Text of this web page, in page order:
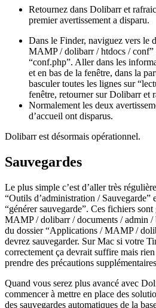
Retournez dans Dolibarr et
premier avertissement a disparu.
Dans le Finder, naviguez vers le
MAMP / dolibarr / htdocs / conf”
“conf.php”. Aller dans les
et en bas de la fenêtre, dans la
basculer toutes les lignes sur
fenêtre, retourner sur Dolibarr et
Normalement les deux
d’accueil ont disparus.
Dolibarr est désormais opérationnel.
Sauvegardes
Le plus simple c’est d’aller très
“Outils d’administration / Sauvegarde”
“générer sauvegarde”. Ces fichiers
MAMP / dolibarr / documents / admin /
du dossier “Applications / MAMP /
devrez sauvegarder. Sur Mac si votre
correctement ça devrait suffire mais
prendre des précautions
Quand vous serez plus avancé avec
commencer à mettre en place des
des sauvegardes automatiques de la